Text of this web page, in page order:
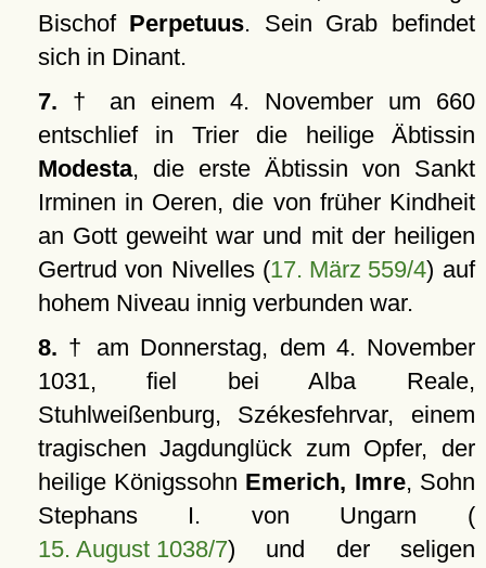
Bischof Perpetuus. Sein Grab befindet
sich in Dinant.
7. † an einem 4. November um 660
entschlief in Trier die heilige Äbtissin
Modesta, die erste Äbtissin von Sankt
Irminen in Oeren, die von früher Kindheit
an Gott geweiht war und mit der heiligen
Gertrud von Nivelles (17. März 559/4) auf
hohem Niveau innig verbunden war.
8. † am Donnerstag, dem 4. November
1031, fiel bei Alba Reale,
Stuhlweißenburg, Székesfehrvar, einem
tragischen Jagdunglück zum Opfer, der
heilige Königssohn Emerich, Imre, Sohn
Stephans I. von Ungarn (
15. August 1038/7) und der seligen